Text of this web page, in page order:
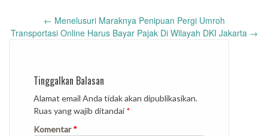
navigation
← Menelusuri Maraknya Penipuan Pergi Umroh
Transportasi Online Harus Bayar Pajak Di Wilayah DKI Jakarta →
Tinggalkan Balasan
Alamat email Anda tidak akan dipublikasikan.
Ruas yang wajib ditandai *
Komentar*